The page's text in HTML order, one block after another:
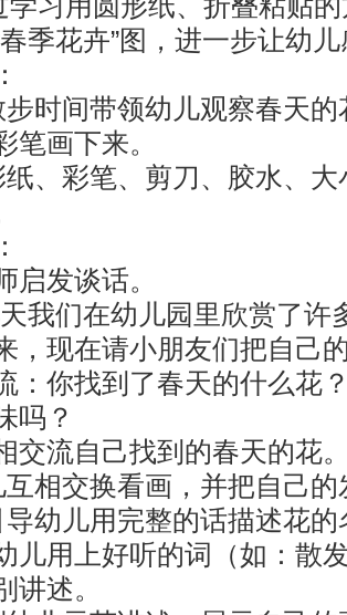
习用圆形纸、折叠粘贴
季花卉”图，进一步让幼
步时间带领幼儿观察春天
笔画下来。
、彩笔、剪刀、胶水、
启发谈话。
我们在幼儿园里欣赏了
，现在请小朋友们把自己
：你找到了春天的什么花
吗？
交流自己找到的春天的花
互相交换看画，并把自己
幼儿用完整的话描述花
儿用上好听的词（如：散
讲述。